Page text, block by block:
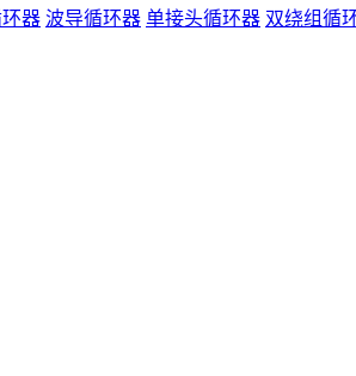
环器 波导循环器 单接头循环器 双绕组循